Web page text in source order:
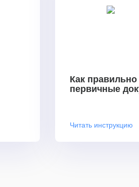
Как
первичные
Читать инструкцию